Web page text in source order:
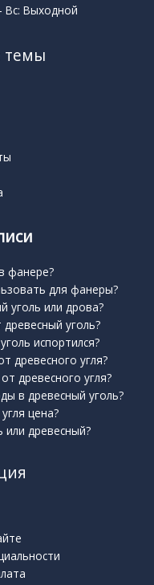
Вс: Выходной
темы
фанере?
для фанеры?
уголь или дрова?
уголь?
испортился?
древесного угля?
древесного угля?
в древесный уголь?
цена?
древесный?